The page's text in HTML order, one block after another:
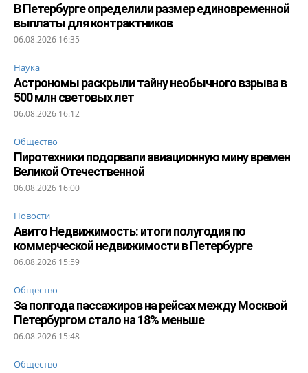
В Петербурге определили размер единовременной
выплаты для контрактников
06.08.2026 16:35
Наука
Астрономы раскрыли тайну необычного взрыва в
500 млн световых лет
06.08.2026 16:12
Общество
Пиротехники подорвали авиационную мину времен
Великой Отечественной
06.08.2026 16:00
Новости
Авито Недвижимость: итоги полугодия по
коммерческой недвижимости в Петербурге
06.08.2026 15:59
Общество
За полгода пассажиров на рейсах между Москвой
Петербургом стало на 18% меньше
06.08.2026 15:48
Общество